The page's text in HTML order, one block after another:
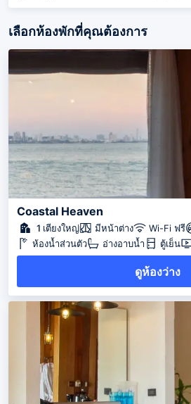
เลือกห้องพักที่คุณต้องการ
Coastal Heaven
1 เตียงใหญ่ มีหน้าต่าง Wi-Fi ฟรี
ห้องน้ำส่วนตัว
อ่างอาบน้ำ ตู้เย็น
ดูห้องว่าง